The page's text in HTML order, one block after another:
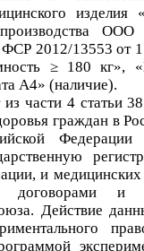
изделия «
ООО
ФСР 2012/13553 от
≥ 180 кг»,
А4» (наличие).
из части 4 статьи
граждан в
и
договорами и
Действие